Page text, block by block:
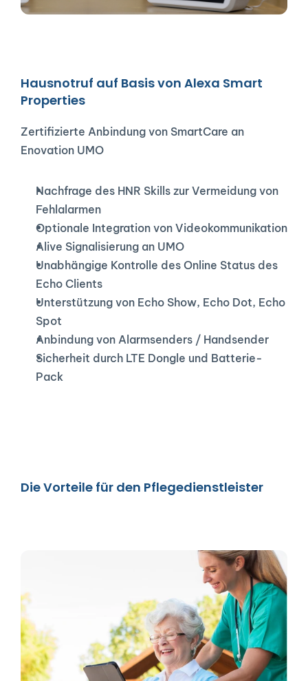
Hausnotruf auf Basis von Alexa Smart
Properties
Zertifizierte Anbindung von SmartCare an
Enovation UMO
Nachfrage des HNR Skills zur Vermeidung von
Fehlalarmen
Optionale Integration von Videokommunikation
Alive Signalisierung an UMO
Unabhängige Kontrolle des Online Status des
Echo Clients
Unterstützung von Echo Show, Echo Dot, Echo
Spot
Anbindung von Alarmsenders / Handsender
Sicherheit durch LTE Dongle und Batterie-
Pack
Die Vorteile für den Pflegedienstleister